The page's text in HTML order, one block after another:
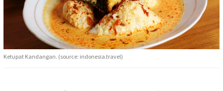
Ketupat Kandangan. (source: indonesia.travel)